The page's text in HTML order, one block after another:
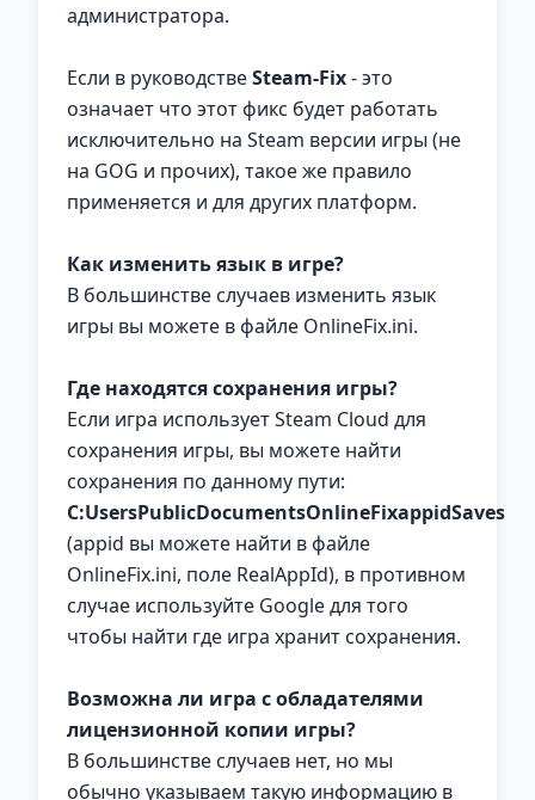
администратора.
Если в руководствеSteam-Fix- это
означает что этот фикс будет работать
исключительно на Steam версии игры (не
на GOG и прочих), такое же правило
применяется и для других платформ.
Как изменить язык в игре?
В большинстве случаев изменить язык
игры вы можете в файле OnlineFix.ini.
Где находятся сохранения игры?
Если игра использует Steam Cloud для
сохранения игры, вы можете найти
сохранения по данному пути:
C:UsersPublicDocumentsOnlineFixappidSaves
(appid вы можете найти в файле
OnlineFix.ini, поле RealAppId), в противном
случае используйте Google для того
чтобы найти где игра хранит сохранения.
Возможна ли игра с обладателями
лицензионной копии игры?
В большинстве случаев нет, но мы
обычно указываем такую информацию в